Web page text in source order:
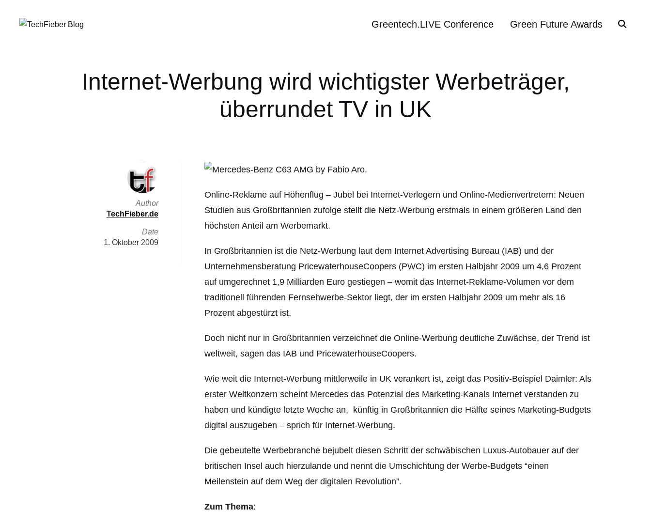
Greentech.LIVE Conference Green Future Awards
Internet-Werbung wird wichtigster Werbeträger,
überrundet TV in UK
Online-Reklame auf Höhenflug – Jubel bei Internet-Verlegern und Online-Medienvertretern: Neuen
Studien aus Großbritannien zufolge stellt die Netz-Werbung erstmals in einem größeren Land den
höchsten Anteil am Werbemarkt.
In Großbritannien ist die Netz-Werbung laut dem Internet Advertising Bureau (IAB) und der
Unternehmensberatung PricewaterhouseCoopers (PWC) im ersten Halbjahr 2009 um 4,6 Prozent
auf umgerechnet 1,9 Milliarden Euro gestiegen – womit das Internet-Reklame-Volumen vor dem
traditionell führenden Fernsehwerbe-Sektor liegt, der im ersten Halbjahr 2009 um mehr als 16
Prozent abgestürzt ist.
Doch nicht nur in Großbritannien verzeichnet die Online-Werbung deutliche Zuwächse, der Trend ist
weltweit, sagen das IAB und PricewaterhouseCoopers.
Wie weit die Internet-Werbung mittlerweile in UK verankert ist, zeigt das Positiv-Beispiel Daimler: Als
erster Weltkonzern scheint Mercedes das Potenzial des Marketing-Kanals Internet verstanden zu
haben und kündigte letzte Woche an, künftig in Großbritannien die Hälfte seines Marketing-Budgets
digital auszugeben – sprich für Internet-Werbung.
Die gebeutelte Werbebranche bejubelt diesen Schritt der schwäbischen Luxus-Autobauer auf der
britischen Insel auch hierzulande und nennt die Umschichtung der Werbe-Budgets “einen
Meilenstein auf dem Weg der digitalen Revolution”.
Zum Thema:
Author
TechFieber.de
Date
1. Oktober 2009